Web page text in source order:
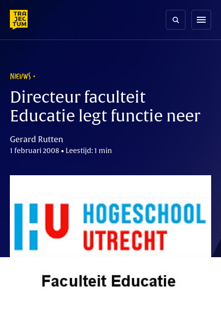
content
menu
NIEUWS
Directeur faculteit
Educatie legt functie neer
Gerard Rutten
1 februari 2008 • Leestijd: 1 min